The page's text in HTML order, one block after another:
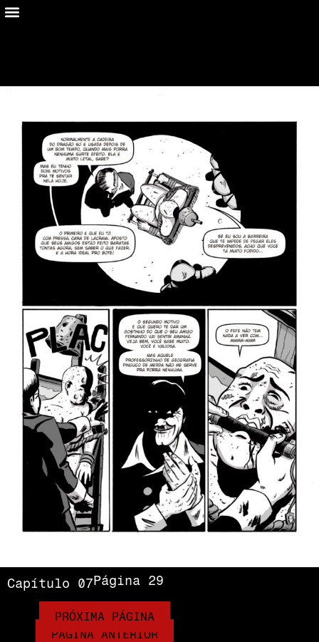
Capítulo 07Página 29
PÁGINA ANTERIOR
PRÓXIMA PÁGINA